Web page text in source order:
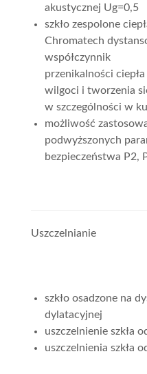
akustycznej Ug=0,5
szkło zespolone
Chromatech
współczynnik
przenikalności
wilgoci i tworzenia
w szczególności w
możliwość
podwyższonych
bezpieczeństwa P2,
Uszczelnianie
szkło osadzone na
dylatacyjnej
uszczelnienie szkła
uszczelnienia szkła